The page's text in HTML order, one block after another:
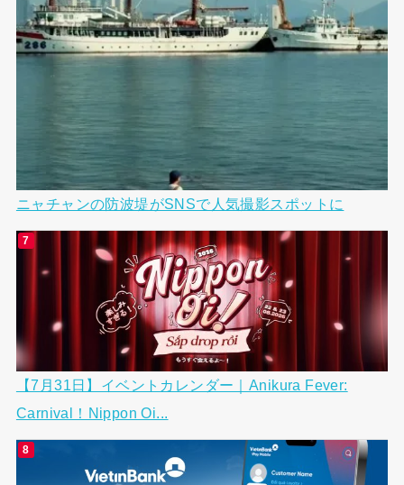
ニャチャンの防波堤がSNSで人気撮影スポットに
【7月31日】イベントカレンダー｜Anikura Fever:
Carnival！Nippon Oi...